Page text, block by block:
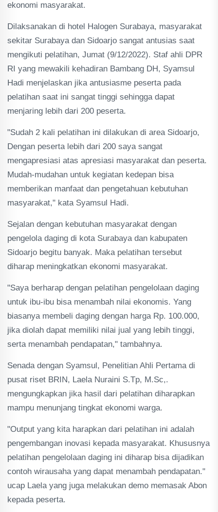
ekonomi masyarakat.
Dilaksanakan di hotel Halogen Surabaya, masyarakat
sekitar Surabaya dan Sidoarjo sangat antusias saat
mengikuti pelatihan, Jumat (9/12/2022). Staf ahli DPR
RI yang mewakili kehadiran Bambang DH, Syamsul
Hadi menjelaskan jika antusiasme peserta pada
pelatihan saat ini sangat tinggi sehingga dapat
menjaring lebih dari 200 peserta.
"Sudah 2 kali pelatihan ini dilakukan di area Sidoarjo,
Dengan peserta lebih dari 200 saya sangat
mengapresiasi atas apresiasi masyarakat dan peserta.
Mudah-mudahan untuk kegiatan kedepan bisa
memberikan manfaat dan pengetahuan kebutuhan
masyarakat," kata Syamsul Hadi.
Sejalan dengan kebutuhan masyarakat dengan
pengelola daging di kota Surabaya dan kabupaten
Sidoarjo begitu banyak. Maka pelatihan tersebut
diharap meningkatkan ekonomi masyarakat.
"Saya berharap dengan pelatihan pengelolaan daging
untuk ibu-ibu bisa menambah nilai ekonomis. Yang
biasanya membeli daging dengan harga Rp. 100.000,
jika diolah dapat memiliki nilai jual yang lebih tinggi,
serta menambah pendapatan," tambahnya.
Senada dengan Syamsul, Penelitian Ahli Pertama di
pusat riset BRIN, Laela Nuraini S.Tp, M.Sc,.
mengungkapkan jika hasil dari pelatihan diharapkan
mampu menunjang tingkat ekonomi warga.
"Output yang kita harapkan dari pelatihan ini adalah
pengembangan inovasi kepada masyarakat. Khususnya
pelatihan pengelolaan daging ini diharap bisa dijadikan
contoh wirausaha yang dapat menambah pendapatan."
ucap Laela yang juga melakukan demo memasak Abon
kepada peserta.